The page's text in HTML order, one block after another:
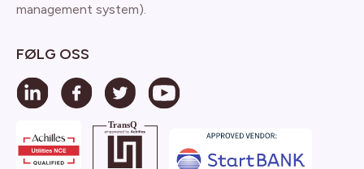
management system).
FØLG OSS